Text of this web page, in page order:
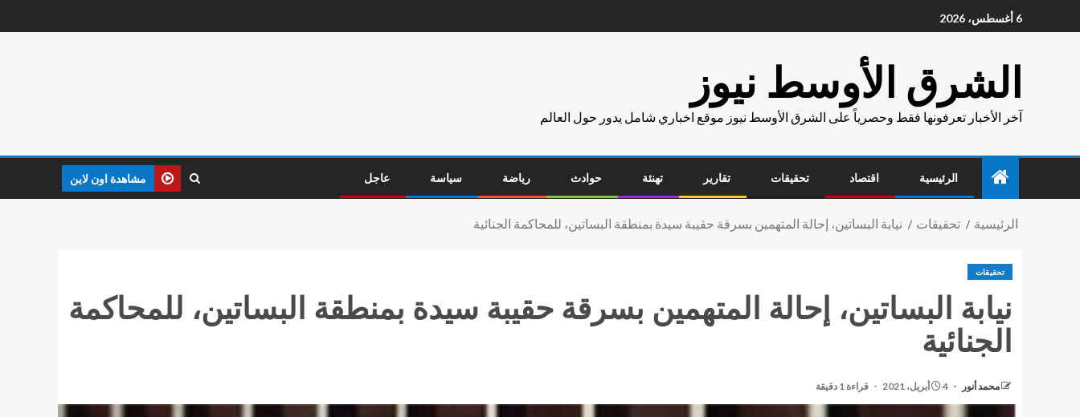
6 أغسطس، 2026
الشرق الأوسط نيوز
آخر الأخبار تعرفونها فقط وحصرياً على الشرق الأوسط نيوز موقع اخباري شامل يدور حول العالم
الرئيسية اقتصاد تحقيقات تقارير تهنئة حوادث رياضة سياسة عاجل مشاهدة اون لاين
الرئيسية تحقيقات نيابة البساتين، إحالة المتهمين بسرقة حقيبة سيدة بمنطقة البساتين، للمحاكمة الجنائية
تحقيقات
نيابة البساتين، إحالة المتهمين بسرقة حقيبة سيدة بمنطقة البساتين، للمحاكمة
الجنائية
محمد أنور 4 أبريل، 2021 قراءة 1 دقيقة